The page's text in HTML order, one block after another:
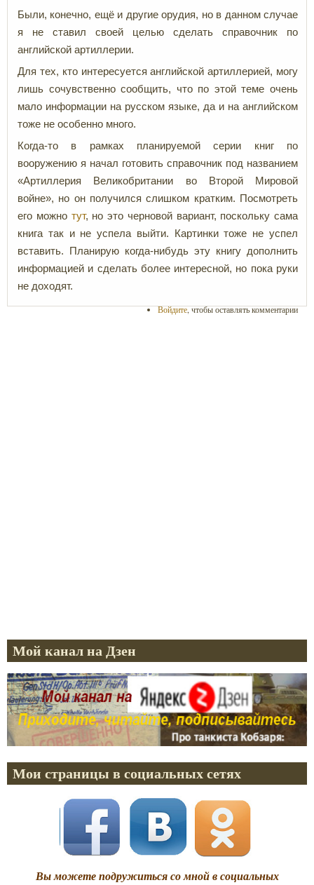
Были, конечно, ещё и другие орудия, но в данном случае
я не ставил своей целью сделать справочник по
английской артиллерии.
Для тех, кто интересуется английской артиллерией, могу
лишь сочувственно сообщить, что по этой теме очень
мало информации на русском языке, да и на английском
тоже не особенно много.
Когда-то в рамках планируемой серии книг по
вооружению я начал готовить справочник под названием
«Артиллерия Великобритании во Второй Мировой
войне», но он получился слишком кратким. Посмотреть
его можно тут, но это черновой вариант, поскольку сама
книга так и не успела выйти. Картинки тоже не успел
вставить. Планирую когда-нибудь эту книгу дополнить
информацией и сделать более интересной, но пока руки
не доходят.
Войдите, чтобы оставлять комментарии
Мой канал на Дзен
Мои страницы в социальных сетях
Вы можете подружиться со мной в социальных